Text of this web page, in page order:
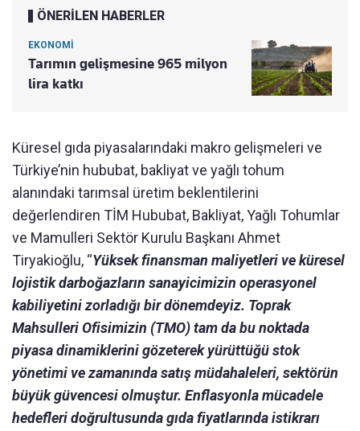
ÖNERİLEN HABERLER
EKONOMİ
Tarımın gelişmesine 965 milyon
lira katkı
Küresel gıda piyasalarındaki makro gelişmeleri ve
Türkiye’nin hububat, bakliyat ve yağlı tohum
alanındaki tarımsal üretim beklentilerini
değerlendiren TİM Hububat, Bakliyat, Yağlı Tohumlar
ve Mamulleri Sektör Kurulu Başkanı Ahmet
Tiryakioğlu, “Yüksek finansman maliyetleri ve küresel
lojistik darboğazların sanayicimizin operasyonel
kabiliyetini zorladığı bir dönemdeyiz. Toprak
Mahsulleri Ofisimizin (TMO) tam da bu noktada
piyasa dinamiklerini gözeterek yürüttüğü stok
yönetimi ve zamanında satış müdahaleleri, sektörün
büyük güvencesi olmuştur. Enflasyonla mücadele
hedefleri doğrultusunda gıda fiyatlarında istikrarı